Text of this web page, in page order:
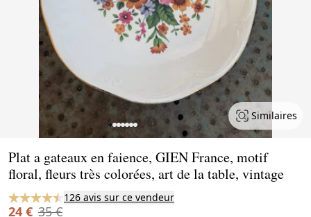
Similaires
Plat a gateaux en faience, GIEN France, motif
floral, fleurs très colorées, art de la table, vintage
126 avis sur ce vendeur
24 € 35 €